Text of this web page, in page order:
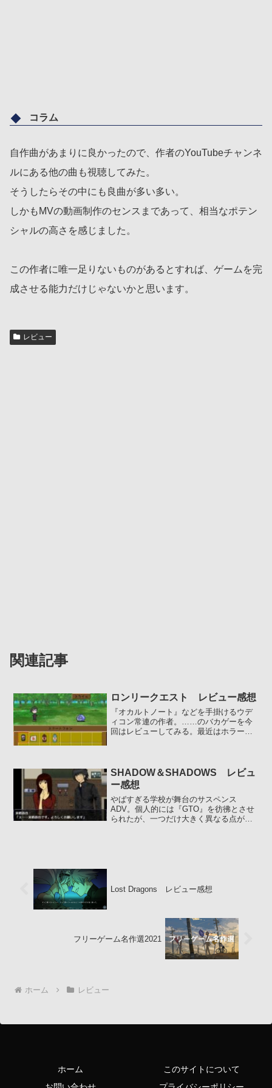
コラム
自作曲があまりに良かったので、作者のYouTubeチャンネ
ルにある他の曲も視聴してみた。
そうしたらその中にも良曲が多い多い。
しかもMVの動画制作のセンスまであって、相当なポテン
シャルの高さを感じました。
この作者に唯一足りないものがあるとすれば、ゲームを完
成させる能力だけじゃないかと思います。
レビュー
関連記事
ロンリークエスト レビュー感想
『オカルトノート』などを手掛けるウデ
ィコン常連の作者。……のバカゲーを今
回はレビューしてみる。最近はホラーを
SHADOW＆SHADOWS レビュ
ー感想
やばすぎる学校が舞台のサスペンス
ADV。個人的には『GTO』を彷彿とさせ
られたが、一つだけ大きく異なる点があ
Lost Dragons レビュー感想
フリーゲーム名作選2021
ホーム レビュー
ホーム
このサイトについて